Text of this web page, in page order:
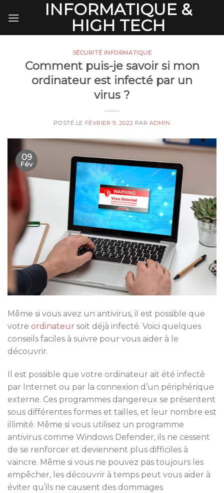
INFORMATIQUE &
HIGH TECH
SÉCURITÉ INFORMATIQUE
Comment puis-je savoir si mon
ordinateur est infecté par un
virus ?
POSTÉ LE FÉVRIER 9, 2022 PAR ADMIN
09
Fév
Même si vous avez un antivirus, il est possible que
votre ordinateur soit déjà infecté. Voici quelques
conseils faciles à suivre pour vous aider à le
découvrir.
Il est possible que votre ordinateur ait été infecté
par Internet ou par la connexion d’un périphérique
externe. Ces programmes dangereux se présentent
sous différentes formes et tailles, et leur nombre est
illimité. Même si vous utilisez un programme
antivirus comme Windows Defender, ils ne cessent
de se renforcer et deviennent plus difficiles à
vaincre. Même si vous ne pouvez pas toujours les
empêcher, les découvrir à temps peut vous aider à
éviter qu’ils ne causent des dommages